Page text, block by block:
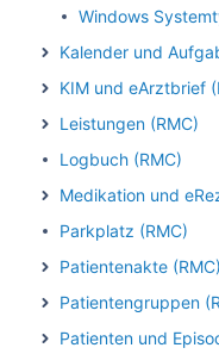
Windows
Kalender und
KIM und eArztbrief
Leistungen (RMC)
Logbuch (RMC)
Medikation und
Parkplatz (RMC)
Patientenakte (RMC)
Patientengruppen
Patienten und